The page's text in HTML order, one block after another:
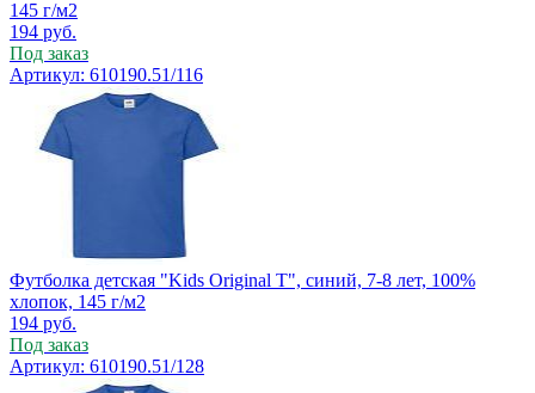
145 г/м2
194 руб.
Под заказ
Артикул: 610190.51/116
Футболка детская "Kids Original T", синий, 7-8 лет, 100%
хлопок, 145 г/м2
194 руб.
Под заказ
Артикул: 610190.51/128